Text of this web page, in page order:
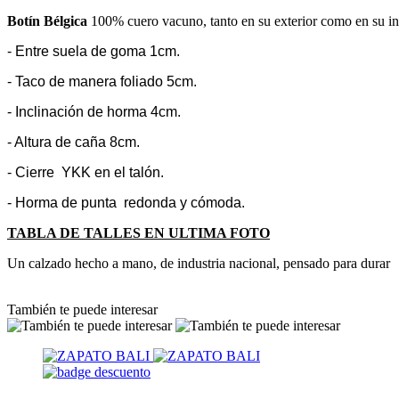
Botín Bélgica 100% cuero vacuno, tanto en su exterior como en su
- Entre suela de goma 1cm.
- Taco de manera foliado 5cm.
- Inclinación de horma 4cm.
- Altura de caña 8cm.
- Cierre YKK en el talón.
- Horma de punta redonda y cómoda.
TABLA DE TALLES EN ULTIMA FOTO
Un calzado hecho a mano, de industria nacional, pensado para durar
También te puede interesar